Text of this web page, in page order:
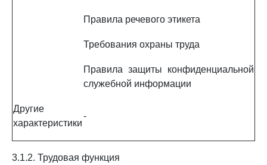
Правила речевого этикета
Требования охраны труда
Правила защиты конфиденциальной
служебной информации
Другие
характеристики
-
3.1.2. Трудовая функция